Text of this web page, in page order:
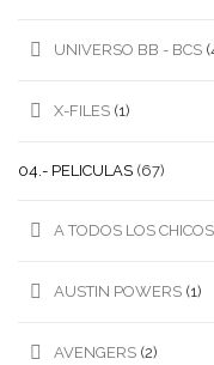
UNIVERSO BB - BCS
X-FILES (1)
04.- PELICULAS (67)
A TODOS LOS
AUSTIN POWERS (1)
AVENGERS (2)